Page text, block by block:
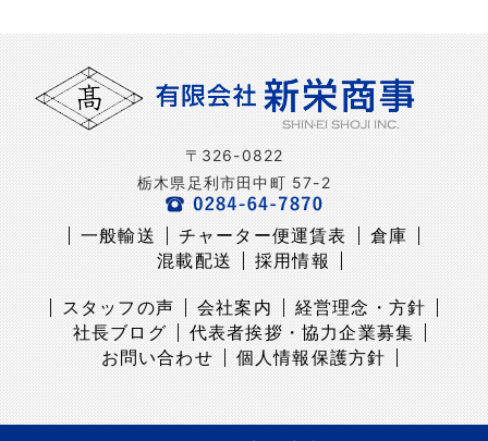
〒326-0822
栃木県足利市田中町 57-2
一般輸送 チャーター便運賃表
倉庫
混載配送
採用情報
スタッフの声 会社案内
経営理念・方針
社長ブログ
代表者挨拶・協力企業募集
お問い合わせ
個人情報保護方針